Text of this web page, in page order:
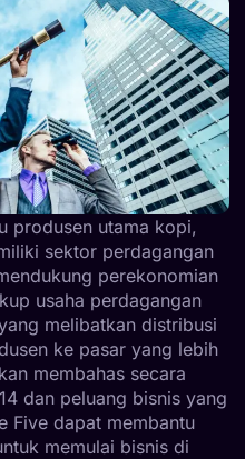
produsen utama kopi,
sektor perdagangan
perekonomian
usaha perdagangan
melibatkan distribusi
ke pasar yang lebih
membahas secara
dan peluang bisnis yang
Five dapat membantu
memulai bisnis di